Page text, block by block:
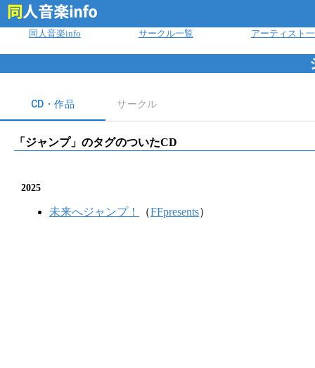
同人音楽info サークル一覧 アーティスト
CD・作品 サークル
「 ジャンプ」のタグのついたCD
2025
未来へジャンプ！ （FFpresents）